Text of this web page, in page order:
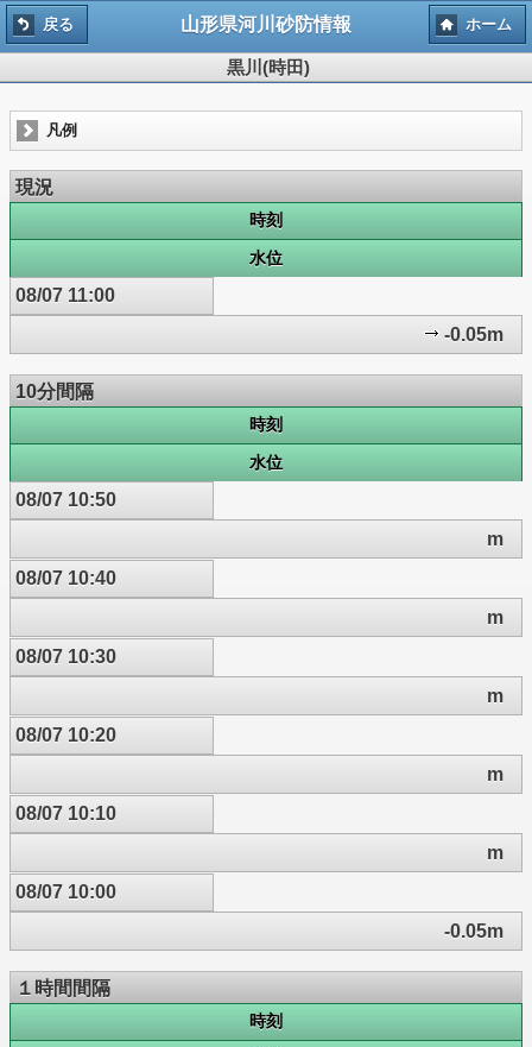
戻る 山形県河川砂防情報 ホーム
黒川(時田)
凡例
現況
時刻
水位
08/07 11:00
-0.05m
10分間隔
時刻
水位
08/07 10:50
m
08/07 10:40
m
08/07 10:30
m
08/07 10:20
m
08/07 10:10
m
08/07 10:00
-0.05m
１時間間隔
時刻